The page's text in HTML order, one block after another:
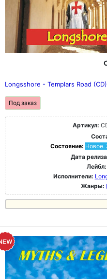
Longsshore - Templars Road (CD)
Под заказ
Артикул:
Состояние: Новое.
Дата
Лейбл:
Исполнители:
Жанры: